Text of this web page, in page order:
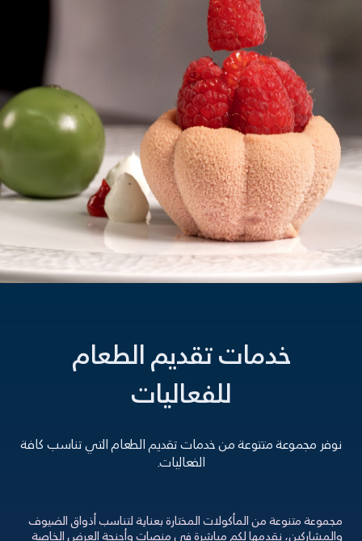
خدمات تقديم الطعام
للفعاليات
نوفر مجموعة متتوعة من خدمات تقديم الطعام التي تناسب كافة
الفعاليات.
مجموعة متنوعة من المأكولات المختارة بعناية لتناسب أذواق الضيوف
والمشاركين، نقدمها لكم مباشرة في منصات وأجنحة العرض الخاصة